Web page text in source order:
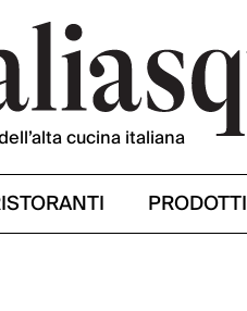
cucina italiana
PRODOTTI